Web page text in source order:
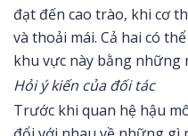
đạt đến cao trào, khi cơ
và thoải mái. Cả hai có
khu vực này bằng những
Hỏi ý kiến của đối tác
Trước khi quan hệ hậu